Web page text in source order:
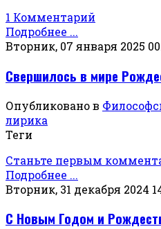
1 Комментарий
Подробнее ...
Вторник, 07 января 2025
Свершилось в мире
Опубликовано в
лирика
Теги
Станьте первым
Подробнее ...
Вторник, 31 декабря 2024
С Новым Годом и